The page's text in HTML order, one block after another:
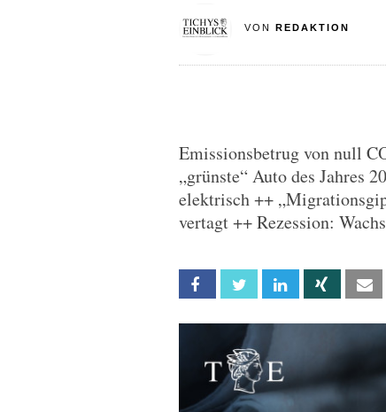
VON REDAKTION
Emissionsbetrug von null
„grünste“ Auto des Jahres
elektrisch ++
vertagt ++ Rezession:
Facebook Twitter Linkedin Xing